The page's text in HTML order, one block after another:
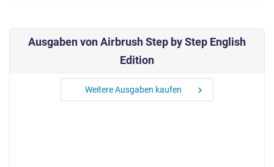
Ausgaben von Airbrush Step by Step English
Edition
Weitere Ausgaben kaufen chevron_right